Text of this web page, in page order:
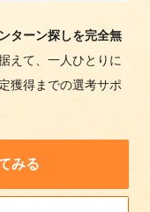
ターン探しを完全無
えて、一人ひとりに
獲得までの選考サポ
みる